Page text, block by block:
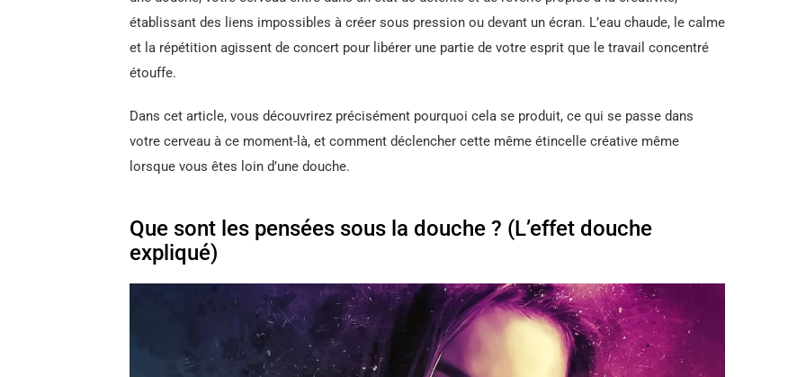
établissant des liens impossibles à créer sous pression ou devant un écran. L’eau chaude, le calme
et la répétition agissent de concert pour libérer une partie de votre esprit que le travail concentré
étouffe.
Dans cet article, vous découvrirez précisément pourquoi cela se produit, ce qui se passe dans
votre cerveau à ce moment-là, et comment déclencher cette même étincelle créative même
lorsque vous êtes loin d’une douche.
Que sont les pensées sous la douche ? (L’effet douche
expliqué)